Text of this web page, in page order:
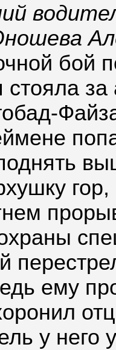
бой
стояла
ему
у